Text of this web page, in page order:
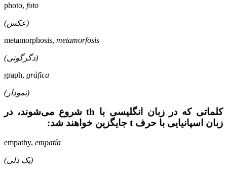
photo, foto
(عکس)‌
metamorphosis, metamorfosis
(دگرگونی)
graph, gráfica
(نمودار)
کلماتی که در زبان انگلیسی با th شروع می‌شوند، در
زبان اسپانیایی با حرف t جایگزین خواهند شد:
empathy, empatía
(یک دلی)